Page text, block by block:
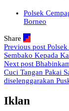
Polsek
Borneo
Share
Previous post
Sembako Kepada
Next post
Cuci Tangan Pakai
diselenggarakan
Iklan